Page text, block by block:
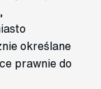
określane
prawnie do